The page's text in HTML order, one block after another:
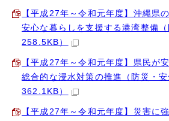
【平成27年～令和元年度】沖縄県
安心な暮らしを支援する港湾整備
258.5KB）
【平成27年～令和元年度】県民が
総合的な浸水対策の推進（防災・
362.1KB）
【平成27年～令和元年度】災害に